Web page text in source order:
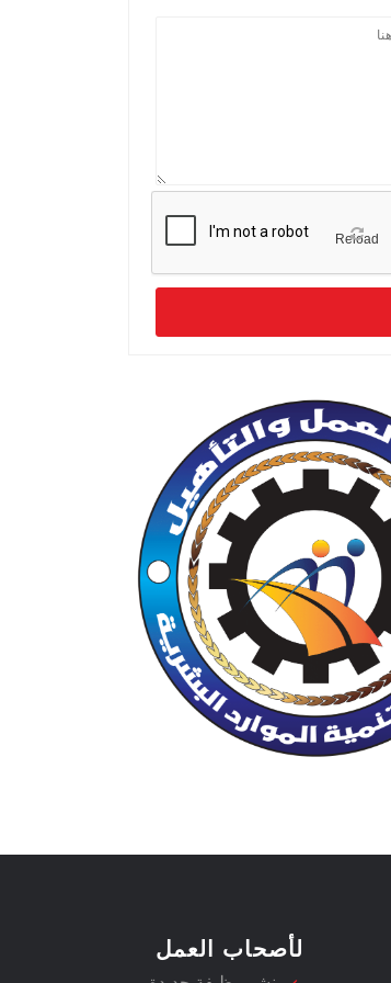
Reload
لأصحاب العمل